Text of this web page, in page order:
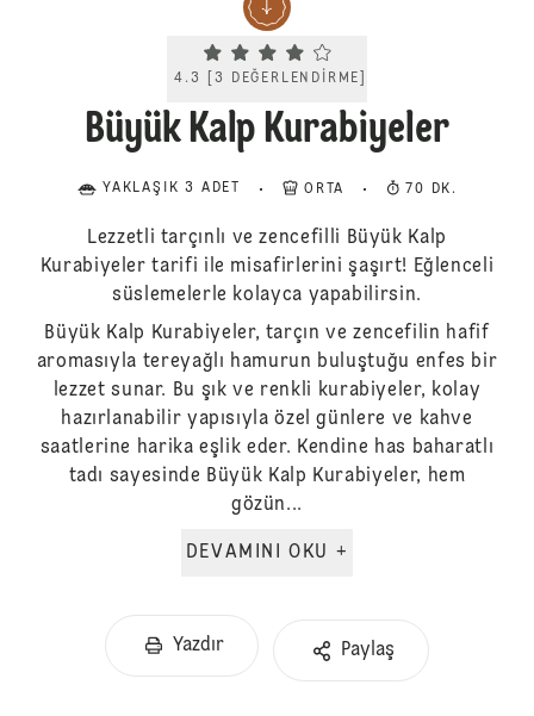
Current rating 4.3. Click to rate.
4.3 [3 DEĞERLENDIRME
Büyük Kalp Kurabiyeler
YAKLAŞIK 3 ADET ORTA 70 DK.
Lezzetli tarçınlı ve zencefilli Büyük Kalp
Kurabiyeler tarifi ile misafirlerini şaşırt! Eğlenceli
süslemelerle kolayca yapabilirsin.
Büyük Kalp Kurabiyeler, tarçın ve zencefilin hafif
aromasıyla tereyağlı hamurun buluştuğu enfes bir
lezzet sunar. Bu şık ve renkli kurabiyeler, kolay
hazırlanabilir yapısıyla özel günlere ve kahve
saatlerine harika eşlik eder. Kendine has baharatlı
tadı sayesinde Büyük Kalp Kurabiyeler, hem
gözün...
DEVAMINI OKU +
Yazdır Paylaş